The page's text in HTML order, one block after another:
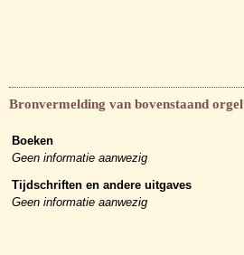
Bronvermelding van bovenstaand orgel
Boeken
Geen informatie aanwezig
Tijdschriften en andere uitgaves
Geen informatie aanwezig